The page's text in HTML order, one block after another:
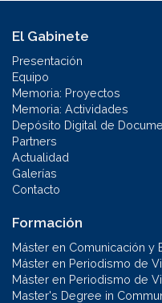
El Gabinete
Presentación
Equipo
Memoria: Proyectos
Memoria: Actividades
Depósito Digital de
Partners
Actualidad
Galerías
Contacto
Formación
Máster en Comunicación y
Máster en Periodismo de
Máster en Periodismo de
Master's Degree in